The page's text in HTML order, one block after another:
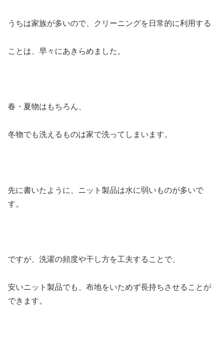
うちは家族が多いので、クリーニングを日常的に利用する
ことは、早々にあきらめました。
春・夏物はもちろん、
冬物でも洗えるものは家で洗ってしまいます。
先に書いたように、ニット製品は水に弱いものが多いで
す。
ですが、洗濯の頻度や干し方を工夫することで、
安いニット製品でも、布地をいためず長持ちさせることが
できます。